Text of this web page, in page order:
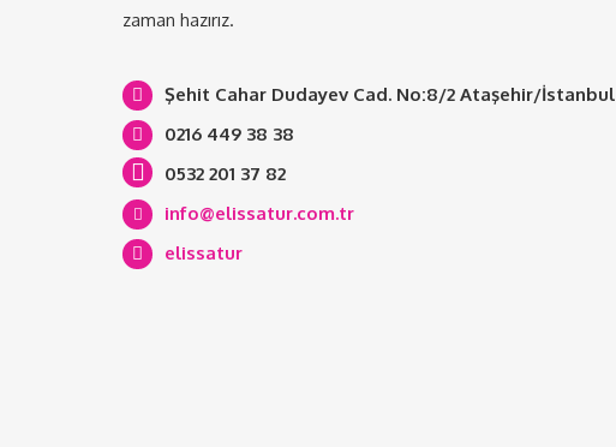
zaman hazırız.
Şehit Cahar Dudayev Cad. No:8/2 Ataşehir/İstanbul
0216 449 38 38
0532 201 37 82
info@elissatur.com.tr
elissatur